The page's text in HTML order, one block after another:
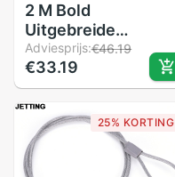
2 M Bold
Uitgebreide
Universal Type
Sleutel Alle Stalen
Mini Notebook
Computer Lock
Adviesprijs:€46.19
€33.19
25% KORTING